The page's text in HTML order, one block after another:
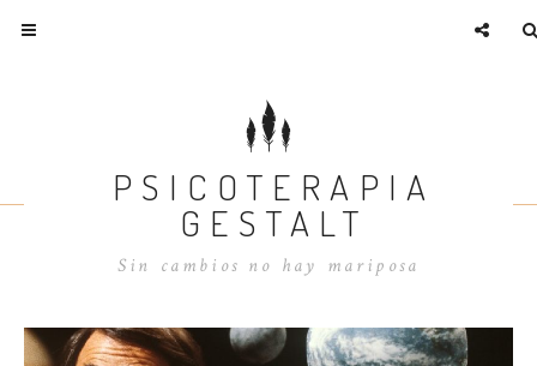
PSICOTERAPIA
GESTALT
Sin cambios no hay mariposa